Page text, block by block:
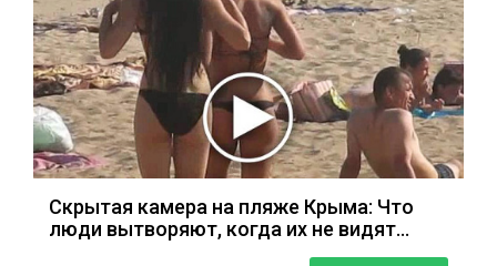
Скрытая камера на пляже Крыма: Что
люди вытворяют, когда их не видят...